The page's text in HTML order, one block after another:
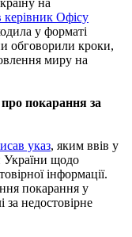
керівник Офісу
у форматі
обговорили кроки,
миру на
покарання за
указ, яким ввів у
України щодо
інформації.
покарання у
за недостовірне